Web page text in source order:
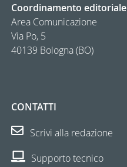
Coordinamento editoriale
Area Comunicazione
Via Po, 5
40139 Bologna (BO)
CONTATTI
Scrivi alla redazione
Supporto tecnico